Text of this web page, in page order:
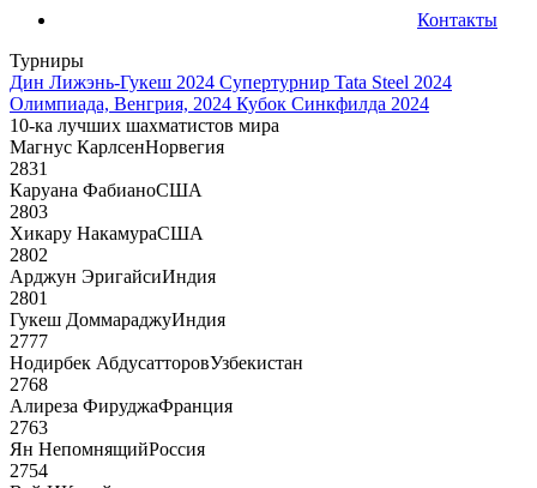
Контакты
Турниры
Дин Лижэнь-Гукеш 2024 Супертурнир Tata Steel 2024
Олимпиада, Венгрия, 2024 Кубок Синкфилда 2024
10-ка лучших шахматистов мира
Магнус КарлсенНорвегия
2831
Каруана ФабианоСША
2803
Хикару НакамураСША
2802
Арджун ЭригайсиИндия
2801
Гукеш ДоммараджуИндия
2777
Нодирбек АбдусатторовУзбекистан
2768
Алиреза ФируджаФранция
2763
Ян НепомнящийРоссия
2754